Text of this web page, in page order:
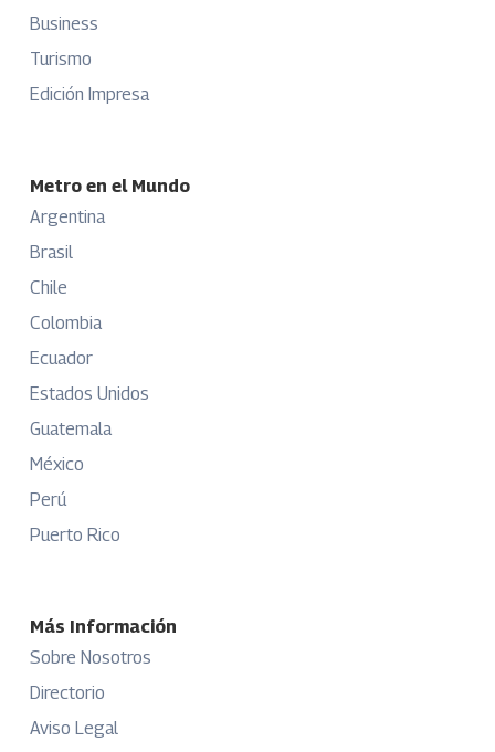
Business
Turismo
Edición Impresa
Metro en el Mundo
Argentina
Brasil
Chile
Colombia
Ecuador
Estados Unidos
Guatemala
México
Perú
Puerto Rico
Más Información
Sobre Nosotros
Directorio
Aviso Legal